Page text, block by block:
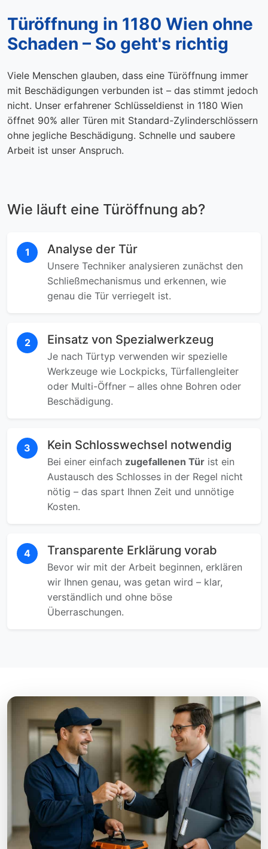
Türöffnung in 1180 Wien ohne
Schaden – So geht's richtig
Viele Menschen glauben, dass eine Türöffnung immer
mit Beschädigungen verbunden ist – das stimmt jedoch
nicht. Unser erfahrener Schlüsseldienst in 1180 Wien
öffnet 90% aller Türen mit Standard-Zylinderschlössern
ohne jegliche Beschädigung. Schnelle und saubere
Arbeit ist unser Anspruch.
Wie läuft eine Türöffnung ab?
1 Analyse der Tür
Unsere Techniker analysieren zunächst den
Schließmechanismus und erkennen, wie
genau die Tür verriegelt ist.
2 Einsatz von Spezialwerkzeug
Je nach Türtyp verwenden wir spezielle
Werkzeuge wie Lockpicks, Türfallengleiter
oder Multi-Öffner – alles ohne Bohren oder
Beschädigung.
3 Kein Schlosswechsel notwendig
Bei einer einfach zugefallenen Tür ist ein
Austausch des Schlosses in der Regel nicht
nötig – das spart Ihnen Zeit und unnötige
Kosten.
4 Transparente Erklärung vorab
Bevor wir mit der Arbeit beginnen, erklären
wir Ihnen genau, was getan wird – klar,
verständlich und ohne böse
Überraschungen.